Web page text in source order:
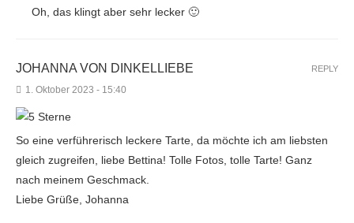
Oh, das klingt aber sehr lecker 🙂
JOHANNA VON DINKELLIEBE
1. Oktober 2023 - 15:40
So eine verführerisch leckere Tarte, da möchte ich am liebsten
gleich zugreifen, liebe Bettina! Tolle Fotos, tolle Tarte! Ganz
nach meinem Geschmack.
Liebe Grüße, Johanna
REPLY